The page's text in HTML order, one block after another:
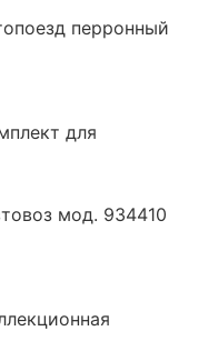
перронный
для
мод. 934410